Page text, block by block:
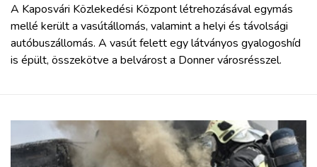
A Kaposvári Közlekedési Központ létrehozásával egymás
mellé került a vasútállomás, valamint a helyi és távolsági
autóbuszállomás. A vasút felett egy látványos gyalogoshíd
is épült, összekötve a belvárost a Donner városrésszel.